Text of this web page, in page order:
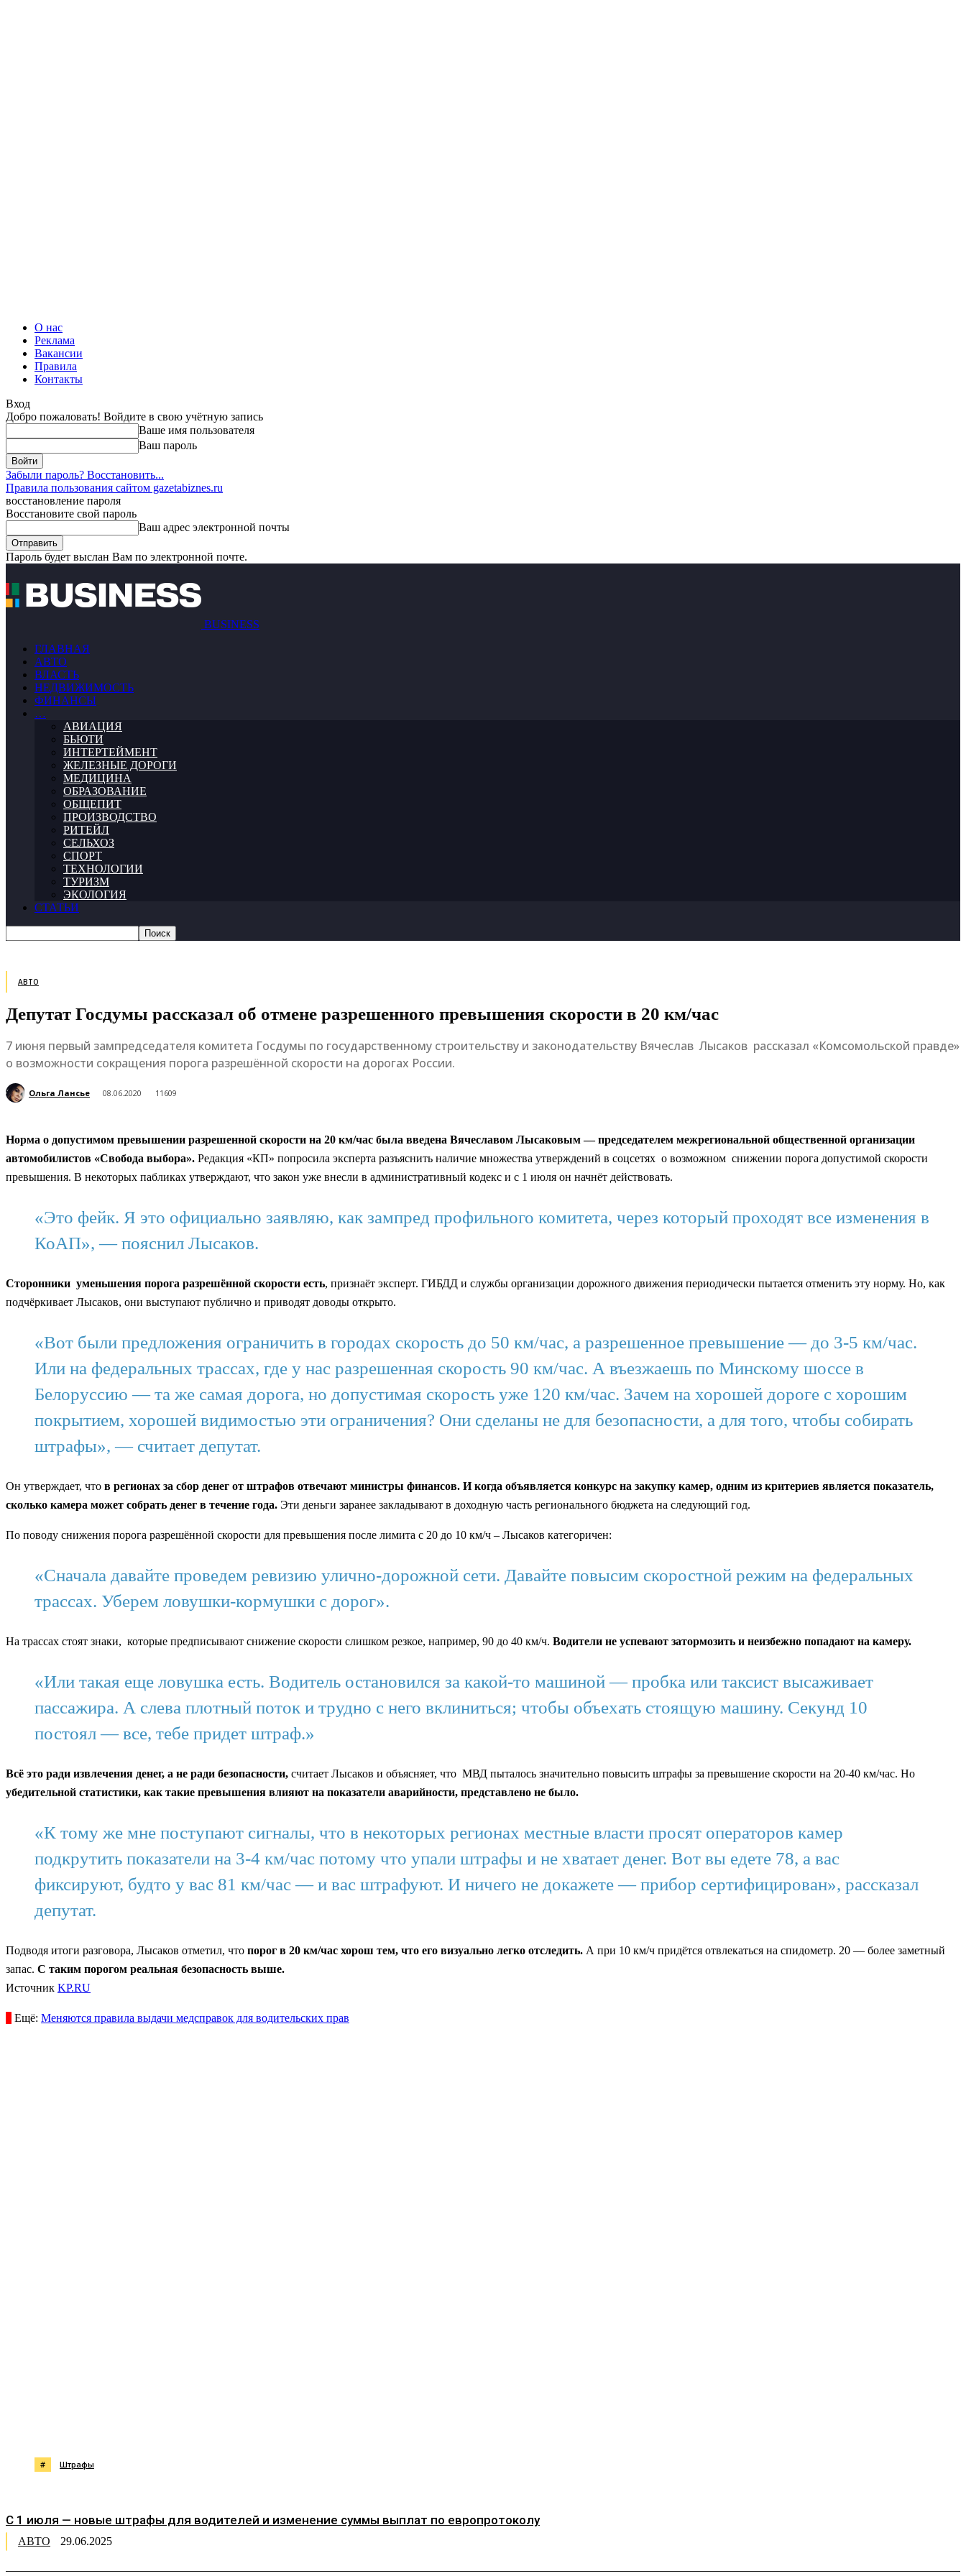
О нас
Реклама
Вакансии
Правила
Контакты
Вход
Добро пожаловать! Войдите в свою учётную запись
Ваше имя пользователя
Ваш пароль
Забыли пароль? Восстановить...
Правила пользования сайтом gazetabiznes.ru
восстановление пароля
Восстановите свой пароль
Ваш адрес электронной почты
Пароль будет выслан Вам по электронной почте.
BUSINESS
ГЛАВНАЯ
АВТО
ВЛАСТЬ
НЕДВИЖИМОСТЬ
ФИНАНСЫ
…
АВИАЦИЯ
БЬЮТИ
ИНТЕРТЕЙМЕНТ
ЖЕЛЕЗНЫЕ ДОРОГИ
МЕДИЦИНА
ОБРАЗОВАНИЕ
ОБЩЕПИТ
ПРОИЗВОДСТВО
РИТЕЙЛ
СЕЛЬХОЗ
СПОРТ
ТЕХНОЛОГИИ
ТУРИЗМ
ЭКОЛОГИЯ
СТАТЬИ
АВТО
Депутат Госдумы рассказал об отмене разрешенного превышения скорости в 20 км/час
7 июня первый зампредседателя комитета Госдумы по государственному строительству и законодательству Вячеслав Лысаков рассказал «Комсомольской правде»
о возможности сокращения порога разрешённой скорости на дорогах России.
Ольга Лансье 08.06.2020 11609
Норма о допустимом превышении разрешенной скорости на 20 км/час была введена Вячеславом Лысаковым — председателем межрегиональной общественной организации
автомобилистов «Свобода выбора». Редакция «КП» попросила эксперта разъяснить наличие множества утверждений в соцсетях о возможном снижении порога допустимой скорости
превышения. В некоторых пабликах утверждают, что закон уже внесли в административный кодекс и с 1 июля он начнёт действовать.
«Это фейк. Я это официально заявляю, как зампред профильного комитета, через который проходят все изменения в
КоАП», — пояснил Лысаков.
Сторонники уменьшения порога разрешённой скорости есть, признаёт эксперт. ГИБДД и службы организации дорожного движения периодически пытается отменить эту норму. Но, как
подчёркивает Лысаков, они выступают публично и приводят доводы открыто.
«Вот были предложения ограничить в городах скорость до 50 км/час, а разрешенное превышение — до 3-5 км/час.
Или на федеральных трассах, где у нас разрешенная скорость 90 км/час. А въезжаешь по Минскому шоссе в
Белоруссию — та же самая дорога, но допустимая скорость уже 120 км/час. Зачем на хорошей дороге с хорошим
покрытием, хорошей видимостью эти ограничения? Они сделаны не для безопасности, а для того, чтобы собирать
штрафы», — считает депутат.
Он утверждает, что в регионах за сбор денег от штрафов отвечают министры финансов. И когда объявляется конкурс на закупку камер, одним из критериев является показатель,
сколько камера может собрать денег в течение года. Эти деньги заранее закладывают в доходную часть регионального бюджета на следующий год.
По поводу снижения порога разрешённой скорости для превышения после лимита с 20 до 10 км/ч – Лысаков категоричен:
«Сначала давайте проведем ревизию улично-дорожной сети. Давайте повысим скоростной режим на федеральных
трассах. Уберем ловушки-кормушки с дорог».
На трассах стоят знаки, которые предписывают снижение скорости слишком резкое, например, 90 до 40 км/ч. Водители не успевают затормозить и неизбежно попадают на камеру.
«Или такая еще ловушка есть. Водитель остановился за какой-то машиной — пробка или таксист высаживает
пассажира. А слева плотный поток и трудно с него вклиниться; чтобы объехать стоящую машину. Секунд 10
постоял — все, тебе придет штраф.»
Всё это ради извлечения денег, а не ради безопасности, считает Лысаков и объясняет, что МВД пыталось значительно повысить штрафы за превышение скорости на 20-40 км/час. Но
убедительной статистики, как такие превышения влияют на показатели аварийности, представлено не было.
«К тому же мне поступают сигналы, что в некоторых регионах местные власти просят операторов камер
подкрутить показатели на 3-4 км/час потому что упали штрафы и не хватает денег. Вот вы едете 78, а вас
фиксируют, будто у вас 81 км/час — и вас штрафуют. И ничего не докажете — прибор сертифицирован», рассказал
депутат.
Подводя итоги разговора, Лысаков отметил, что порог в 20 км/час хорош тем, что его визуально легко отследить. А при 10 км/ч придётся отвлекаться на спидометр. 20 — более заметный
запас. С таким порогом реальная безопасность выше.
Источник KP.RU
Ещё: Меняются правила выдачи медсправок для водительских прав
# Штрафы
С 1 июля — новые штрафы для водителей и изменение суммы выплат по европротоколу
АВТО 29.06.2025